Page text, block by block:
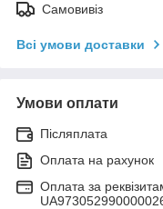
Самовивіз
Всі умови доставки
Умови оплати
Післяплата
Оплата на рахунок
Оплата за